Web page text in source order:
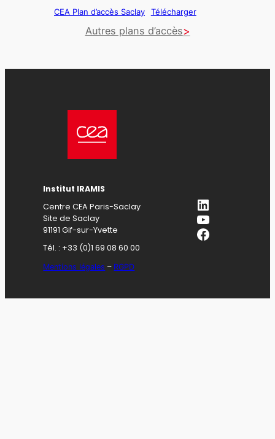
CEA Plan d’accès Saclay Télécharger
Autres plans d’accès
Institut IRAMIS
Centre CEA Paris-Saclay
Site de Saclay
91191 Gif-sur-Yvette
Tél. : +33 (0)1 69 08 60 00
Mentions légales – RGPD
LinkedIn
YouTube
Facebook